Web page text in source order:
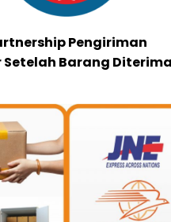
Pengiriman
Setelah Barang Diterima